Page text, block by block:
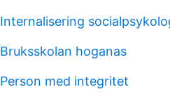
Internalisering
Bruksskolan hoganas
Person med integritet